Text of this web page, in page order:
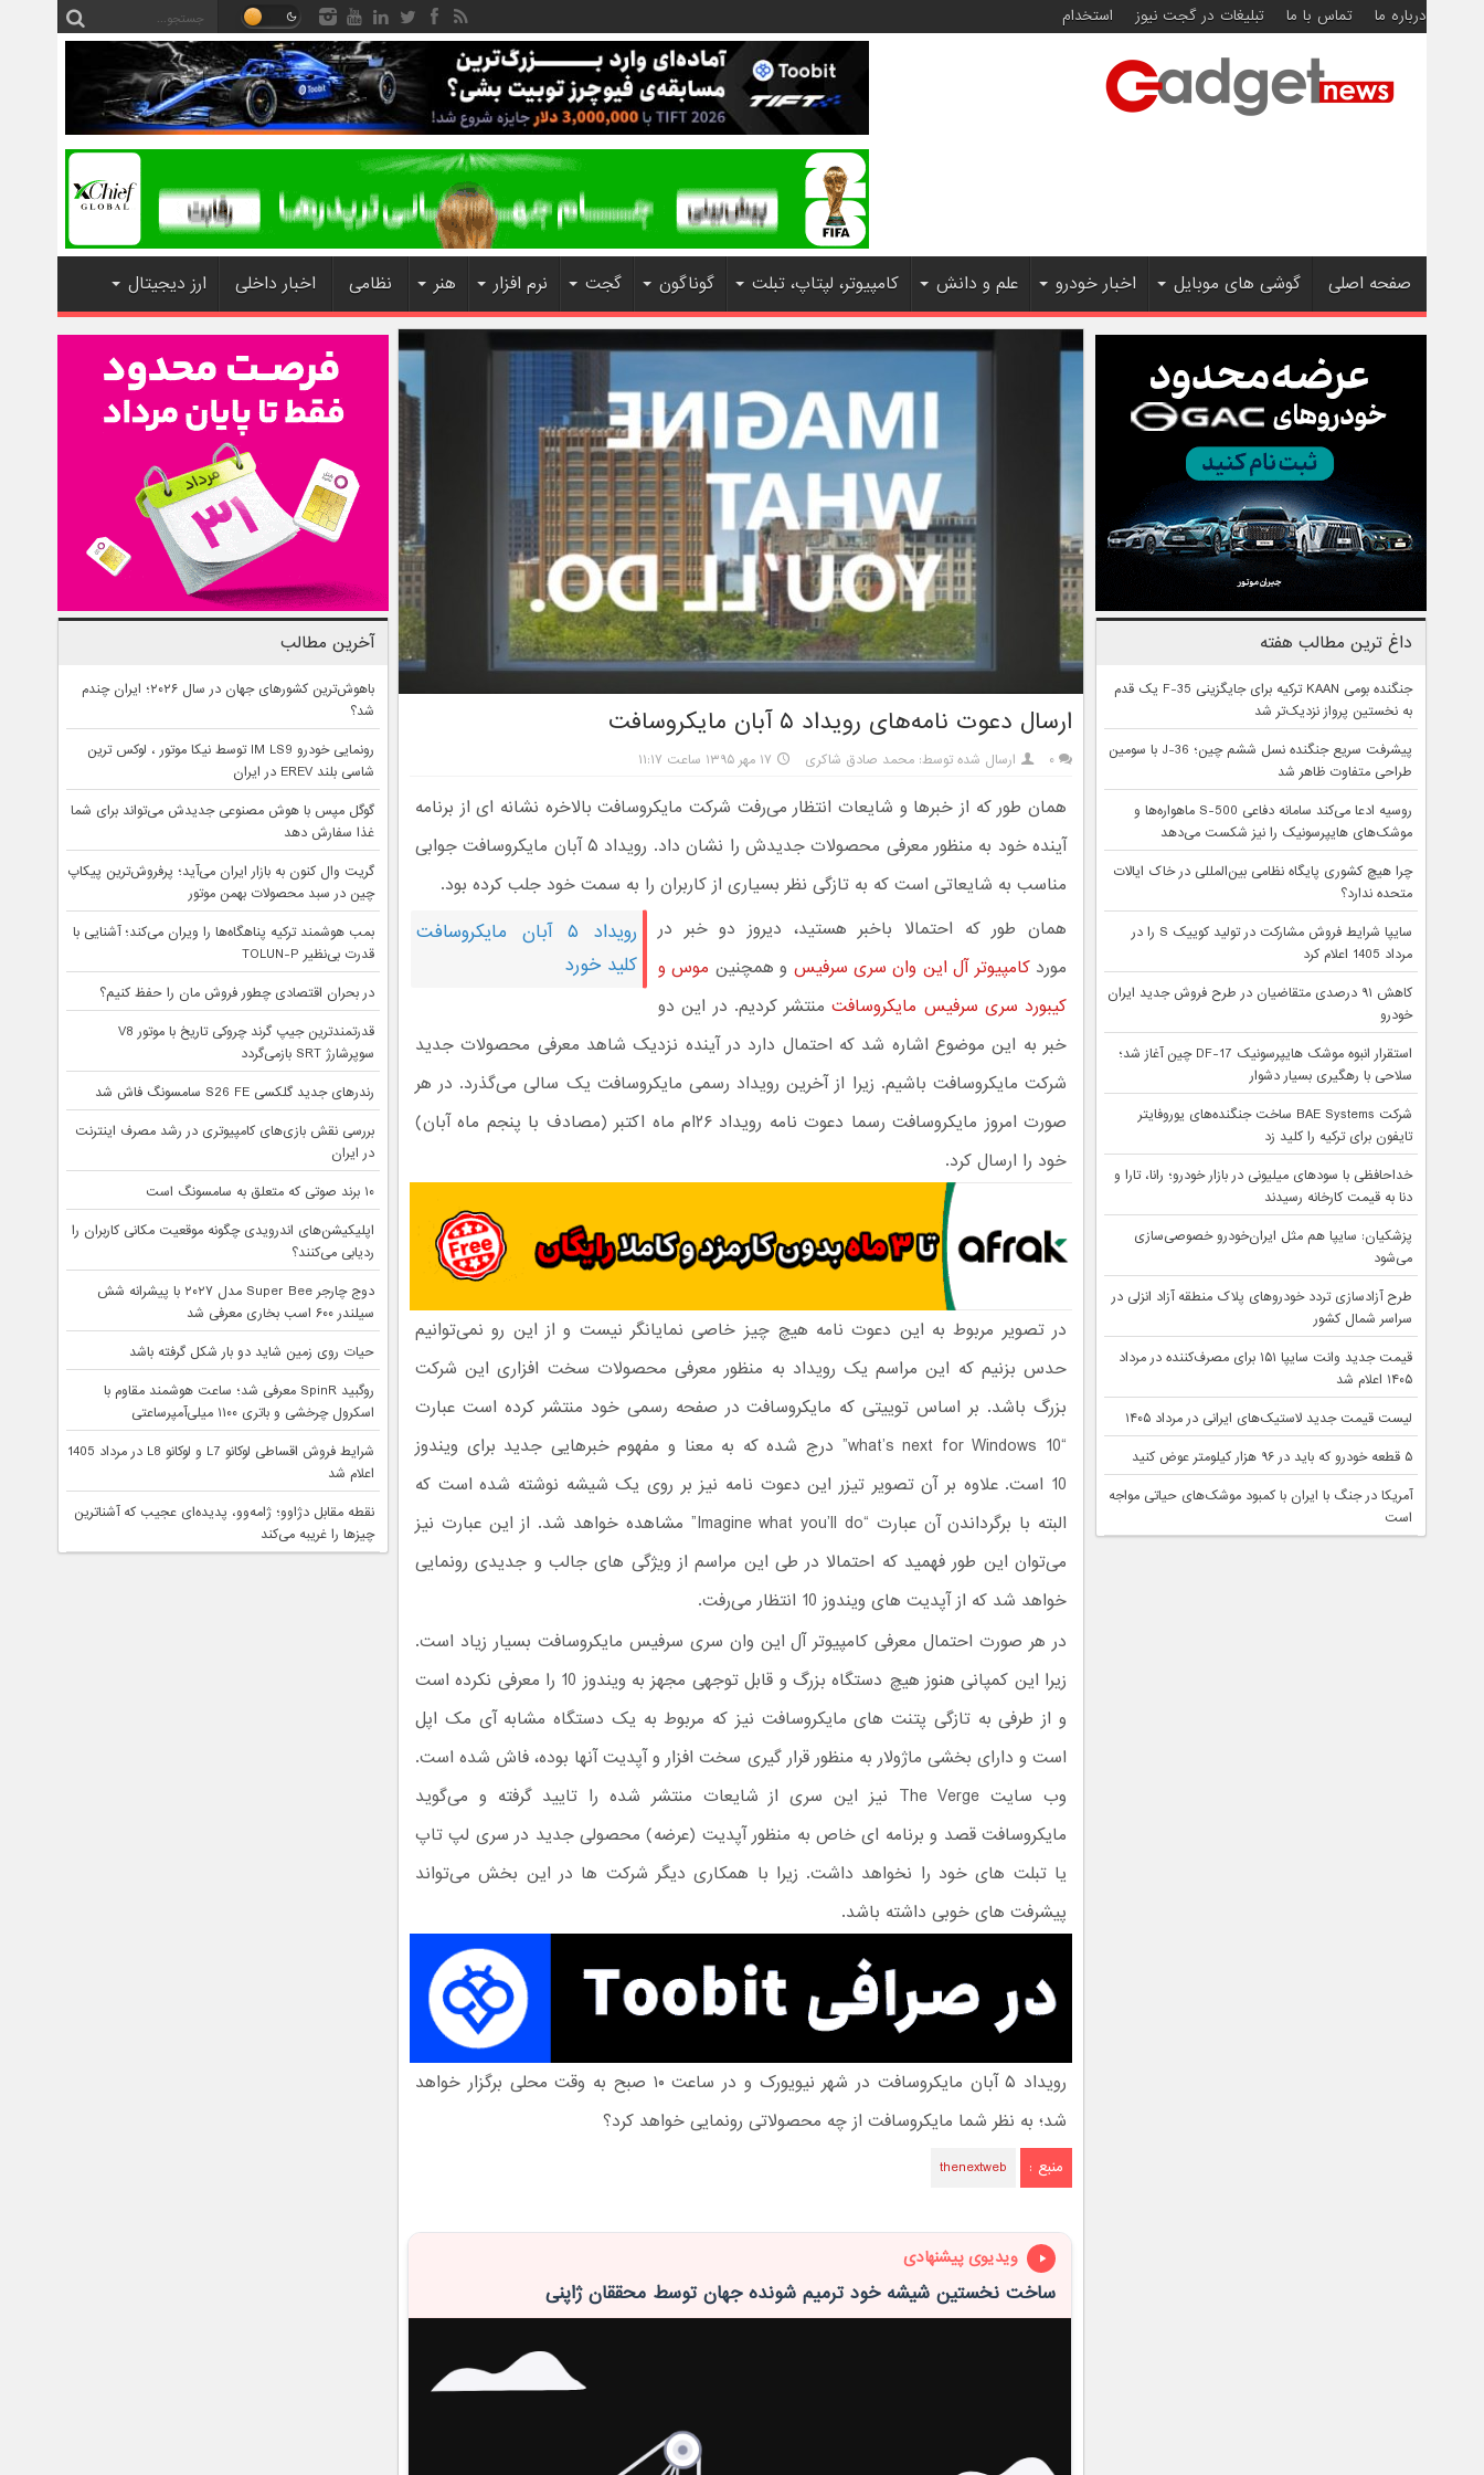
درباره ما تماس با ما تبلیغات در گجت نیوز استخدام
صفحه اصلی گوشی های موبایل اخبار خودرو علم و دانش کامپیوتر، لپتاپ، تبلت گوناگون گجت نرم افزار هنر نظامی اخبار داخلی ارز دیجیتال
ارسال دعوت نامه‌های رویداد ۵ آبان مایکروسافت
۰ ارسال شده توسط: محمد صادق شاکری ۱۷ مهر ۱۳۹۵ ساعت ۱۱:۱۷
همان طور که از خبرها و شایعات انتظار می‌رفت شرکت مایکروسافت بالاخره نشانه ای از برنامه
آینده خود به منظور معرفی محصولات جدیدش را نشان داد. رویداد ۵ آبان مایکروسافت جوابی
مناسب به شایعاتی است که به تازگی نظر بسیاری از کاربران را به سمت خود جلب کرده بود.
رویداد ۵ آبان مایکروسافت
کلید خورد
همان طور که احتمالا باخبر هستید، دیروز دو خبر در
موردکامپیوتر آل این وان سری سرفیس و همچنین موس و
کیبورد سری سرفیس مایکروسافتمنتشر کردیم. در این دو
خبر به این موضوع اشاره شد که احتمال دارد در آینده نزدیک شاهد معرفی محصولات جدید
شرکت مایکروسافت باشیم. زیرا از آخرین رویداد رسمی مایکروسافت یک سالی می‌گذرد. در هر
صورت امروز مایکروسافت رسما دعوت نامه رویداد ۲۶ام ماه اکتبر (مصادف با پنجم ماه آبان)
خود را ارسال کرد.
در تصویر مربوط به این دعوت نامه هیچ چیز خاصی نمایانگر نیست و از این رو نمی‌توانیم
حدس بزنیم که این مراسم یک رویداد به منظور معرفی محصولات سخت افزاری این شرکت
بزرگ باشد. بر اساس توییتی که مایکروسافت در صفحه رسمی خود منتشر کرده است عبارت
“what’s next for Windows 10” درج شده که به معنا و مفهوم خبرهایی جدید برای ویندوز
10 است. علاوه بر آن تصویر تیزر این دعوت نامه نیز بر روی یک شیشه نوشته شده است که
البته با برگرداندن آن عبارت “Imagine what you’ll do” مشاهده خواهد شد. از این عبارت نیز
می‌توان این طور فهمید که احتمالا در طی این مراسم از ویژگی های جالب و جدیدی رونمایی
خواهد شد که از آپدیت های ویندوز 10 انتظار می‌رفت.
در هر صورت احتمال معرفی کامپیوتر آل این وان سری سرفیس مایکروسافت بسیار زیاد است.
زیرا این کمپانی هنوز هیچ دستگاه بزرگ و قابل توجهی مجهز به ویندوز 10 را معرفی نکرده است
و از طرفی به تازگی پتنت های مایکروسافت نیز که مربوط به یک دستگاه مشابه آی مک اپل
است و دارای بخشی ماژولار به منظور قرار گیری سخت افزار و آپدیت آنها بوده، فاش شده است.
وب سایت The Verge نیز این سری از شایعات منتشر شده را تایید گرفته و می‌گوید
مایکروسافت قصد و برنامه ای خاص به منظور آپدیت (عرضه) محصولی جدید در سری لپ تاپ
یا تبلت های خود را نخواهد داشت. زیرا با همکاری دیگر شرکت ها در این بخش می‌تواند
پیشرفت های خوبی داشته باشد.
رویداد ۵ آبان مایکروسافت در شهر نیویورک و در ساعت ۱۰ صبح به وقت محلی برگزار خواهد
شد؛ به نظر شما مایکروسافت از چه محصولاتی رونمایی خواهد کرد؟
منبع : thenextweb
ویدیوی پیشنهادی
ساخت نخستین شیشه خود ترمیم شونده جهان توسط محققان ژاپنی
داغ ترین مطالب هفته
جنگنده بومی KAAN ترکیه برای جایگزینی F-35 یک قدم
به نخستین پرواز نزدیک‌تر شد
پیشرفت سریع جنگنده نسل ششم چین؛ J-36 با سومین
طراحی متفاوت ظاهر شد
روسیه ادعا می‌کند سامانه دفاعی S-500 ماهواره‌ها و
موشک‌های هایپرسونیک را نیز شکست می‌دهد
چرا هیچ کشوری پایگاه نظامی بین‌المللی در خاک ایالات
متحده ندارد؟
سایپا شرایط فروش مشارکت در تولید کوییک S را در
مرداد 1405 اعلام کرد
کاهش ۹۱ درصدی متقاضیان در طرح فروش جدید ایران
خودرو
استقرار انبوه موشک هایپرسونیک DF-17 چین آغاز شد؛
سلاحی با رهگیری بسیار دشوار
شرکت BAE Systems ساخت جنگنده‌های یوروفایتر
تایفون برای ترکیه را کلید زد
خداحافظی با سودهای میلیونی در بازار خودرو؛ رانا، تارا و
دنا به قیمت کارخانه رسیدند
پزشکیان: سایپا هم مثل ایران‌خودرو خصوصی‌سازی
می‌شود
طرح آزادسازی تردد خودروهای پلاک منطقه آزاد انزلی در
سراسر شمال کشور
قیمت جدید وانت سایپا ۱۵۱ برای مصرف‌کننده در مرداد
۱۴۰۵ اعلام شد
لیست قیمت جدید لاستیک‌های ایرانی در مرداد ۱۴۰۵
۵ قطعه خودرو که باید در ۹۶ هزار کیلومتر عوض کنید
آمریکا در جنگ با ایران با کمبود موشک‌های حیاتی مواجه
است
آخرین مطالب
باهوش‌ترین کشورهای جهان در سال ۲۰۲۶؛ ایران چندم
شد؟
رونمایی خودرو IM LS9 توسط نیکا موتور ، لوکس ترین
شاسی بلند EREV در ایران
گوگل مپس با هوش مصنوعی جدیدش می‌تواند برای شما
غذا سفارش دهد
گریت وال کنون به بازار ایران می‌آید؛ پرفروش‌ترین پیکاپ
چین در سبد محصولات بهمن موتور
بمب هوشمند ترکیه پناهگاه‌ها را ویران می‌کند؛ آشنایی با
قدرت بی‌نظیر TOLUN-P
در بحران اقتصادی چطور فروش مان را حفظ کنیم؟
قدرتمندترین جیپ گرند چروکی تاریخ با موتور V8
سوپرشارژ SRT بازمی‌گردد
رندرهای جدید گلکسی S26 FE سامسونگ فاش شد
بررسی نقش بازی‌های کامپیوتری در رشد مصرف اینترنت
در ایران
۱۰ برند صوتی که متعلق به سامسونگ است
اپلیکیشن‌های اندرویدی چگونه موقعیت مکانی کاربران را
ردیابی می‌کنند؟
دوج چارجر Super Bee مدل ۲۰۲۷ با پیشرانه شش
سیلندر ۶۰۰ اسب بخاری معرفی شد
حیات روی زمین شاید دو بار شکل گرفته باشد
روگبید SpinR معرفی شد؛ ساعت هوشمند مقاوم با
اسکرول چرخشی و باتری ۱۱۰۰ میلی‌آمپرساعتی
شرایط فروش اقساطی لوکانو L7 و لوکانو L8 در مرداد 1405
اعلام شد
نقطه مقابل دژاوو؛ ژامه‌وو، پدیده‌ای عجیب که آشناترین
چیزها را غریبه می‌کند